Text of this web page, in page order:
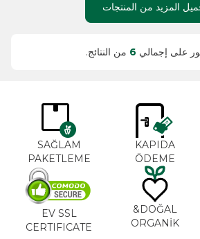
المزيد من المنتجات
على إجمالي 6 من النتائج.
KAPIDA
ÖDEME
SAĞLAM
PAKETLEME
DOĞAL&
ORGANİK
EV SSL
CERTIFICATE